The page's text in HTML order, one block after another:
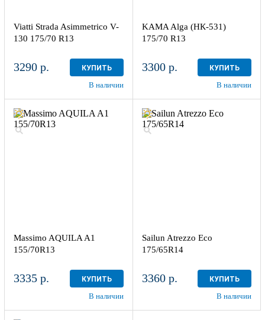
Viatti Strada Asimmetrico V-
130 175/70 R13
3290 р. КУПИТЬ
В наличии
KAMA Alga (НК-531)
175/70 R13
3300 р. КУПИТЬ
В наличии
Massimo AQUILA A1
155/70R13
3335 р. КУПИТЬ
В наличии
Sailun Atrezzo Eco
175/65R14
3360 р. КУПИТЬ
В наличии